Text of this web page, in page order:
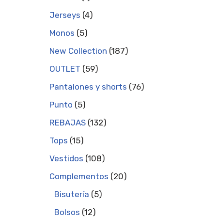
Jerseys 4
Monos 5
New Collection 187
OUTLET 59
Pantalones y shorts 76
Punto 5
REBAJAS 132
Tops 15
Vestidos 108
Complementos 20
Bisutería 5
Bolsos 12